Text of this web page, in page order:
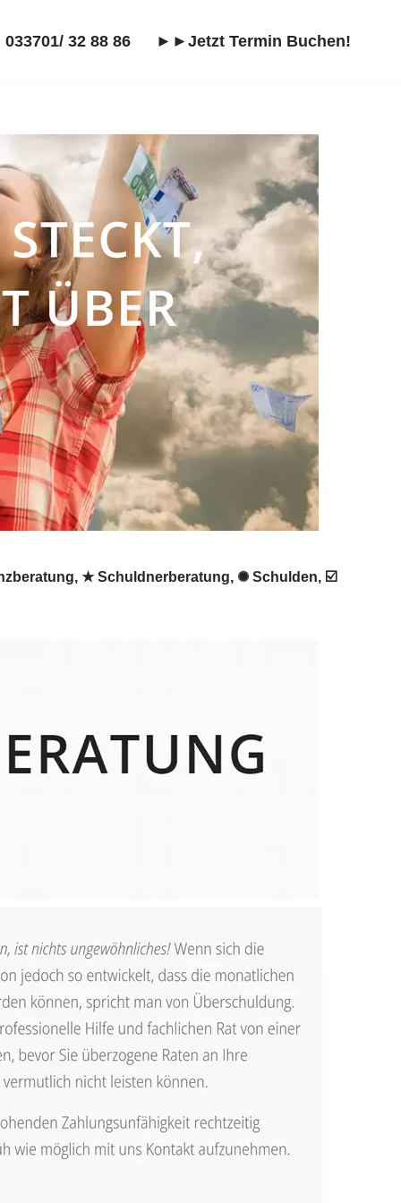
32 88 86 ►►Jetzt Termin Buchen!
★ Schuldnerberatung, ✺ Schulden, ☑️